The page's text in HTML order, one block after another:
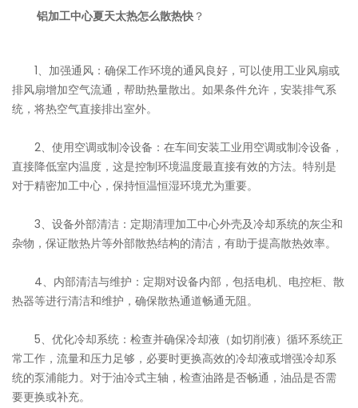
铝加工中心夏天太热怎么散热快 ？
1、加强通风：确保工作环境的通风良好，可以使用工业风扇或
排风扇增加空气流通，帮助热量散出。如果条件允许，安装排气系
统，将热空气直接排出室外。
2、使用空调或制冷设备：在车间安装工业用空调或制冷设备，
直接降低室内温度，这是控制环境温度最直接有效的方法。特别是
对于精密加工中心，保持恒温恒湿环境尤为重要。
3、设备外部清洁：定期清理加工中心外壳及冷却系统的灰尘和
杂物，保证散热片等外部散热结构的清洁，有助于提高散热效率。
4、内部清洁与维护：定期对设备内部，包括电机、电控柜、散
热器等进行清洁和维护，确保散热通道畅通无阻。
5、优化冷却系统：检查并确保冷却液（如切削液）循环系统正
常工作，流量和压力足够，必要时更换高效的冷却液或增强冷却系
统的泵浦能力。对于油冷式主轴，检查油路是否畅通，油品是否需
要更换或补充。